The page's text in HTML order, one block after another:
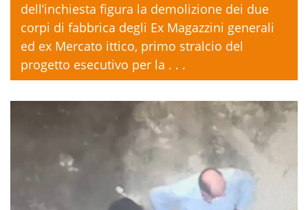
dell’inchiesta figura la demolizione dei due
corpi di fabbrica degli Ex Magazzini generali
ed ex Mercato ittico, primo stralcio del
progetto esecutivo per la . . .